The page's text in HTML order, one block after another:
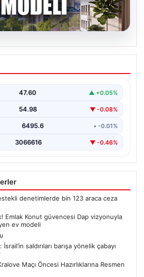
bir ilk! Emlak Konut
vizyonuyla kendi
47.60 ▲ +0.05%
54.98 ▼ -0.08%
6495.6 • -0.01%
3066616 ▼ -0.46%
denetimlerde bin 123 araca ceza
Emlak Konut güvencesi Dap vizyonuyla
ev modeli
saldırıları barışa yönelik çabayı
Maçı Öncesi Hazırlıklarına Resmen